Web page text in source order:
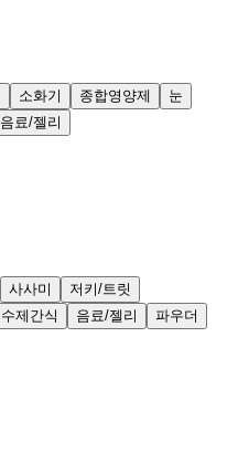
소화기 종합영양제
눈
음료/젤리
사사미
저키/트릿
수제간식 음료/젤리 파우더